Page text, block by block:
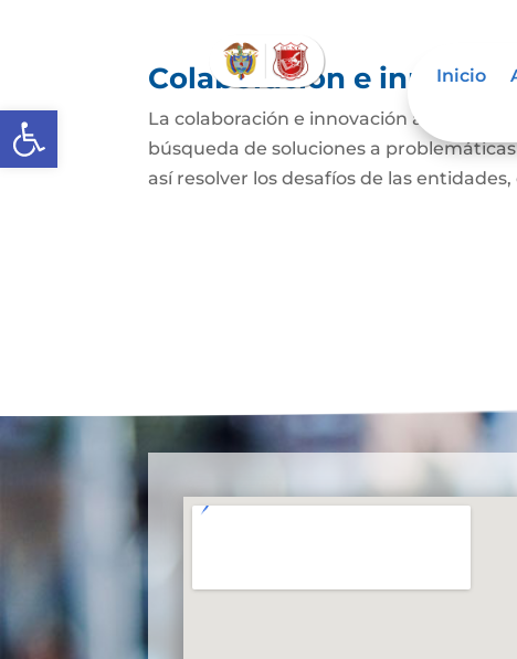
Abrir barra de herramientas
Inicio
Colaboración e
La colaboración e innovación abierta es
búsqueda de soluciones a
así resolver los desafíos de las